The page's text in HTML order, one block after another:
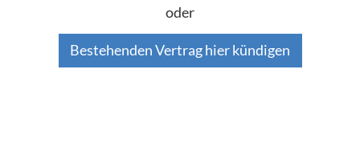
oder
Bestehenden Vertrag hier kündigen